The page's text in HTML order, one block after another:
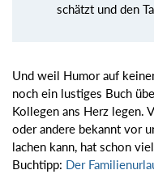
schätzt und den
Und weil Humor auf
noch ein lustiges Buch
Kollegen ans Herz legen.
oder andere bekannt vor
lachen kann, hat schon
Buchtipp: Der